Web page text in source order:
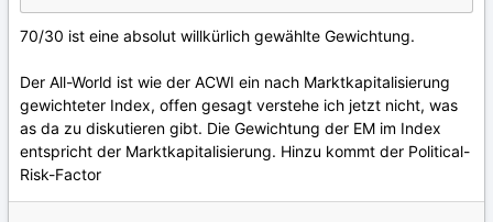
70/30 ist eine absolut willkürlich gewählte Gewichtung.
Der All-World ist wie der ACWI ein nach Marktkapitalisierung
gewichteter Index, offen gesagt verstehe ich jetzt nicht, was
as da zu diskutieren gibt. Die Gewichtung der EM im Index
entspricht der Marktkapitalisierung. Hinzu kommt der Political-
Risk-Factor